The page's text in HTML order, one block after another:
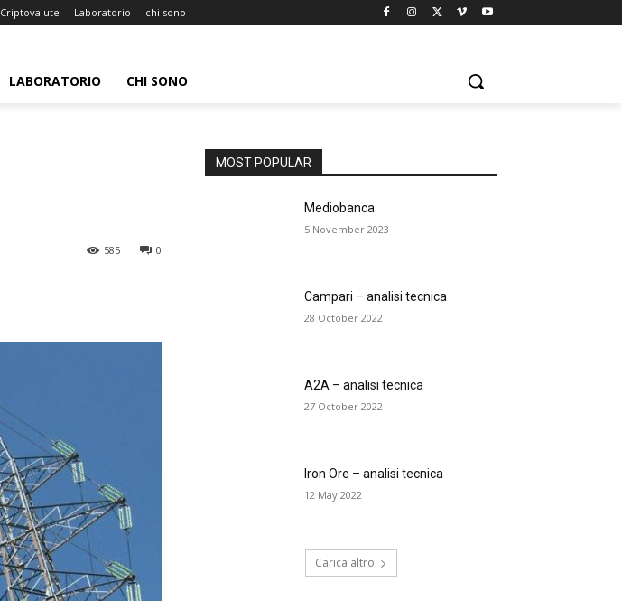
Criptovalute Laboratorio chi sono
LABORATORIO CHI SONO
0
585
MOST POPULAR
Mediobanca
5 November 2023
Campari – analisi tecnica
28 October 2022
A2A – analisi tecnica
27 October 2022
Iron Ore – analisi tecnica
12 May 2022
Carica altro